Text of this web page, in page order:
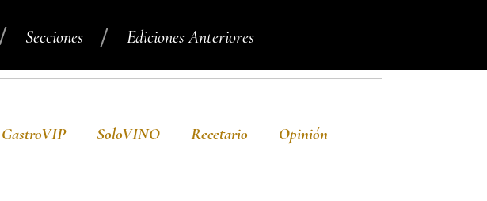
Secciones Ediciones Anteriores
/ /
GastroVIP SoloVINO Recetario Opinión